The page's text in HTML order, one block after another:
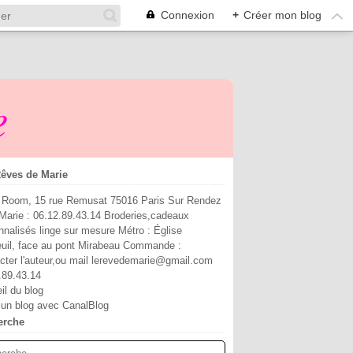
Connexion + Créer mon blog
de Marie
15 rue Remusat 75016 Paris Sur Rendez
: 06.12.89.43.14 Broderies,cadeaux
linge sur mesure Métro : Église
face au pont Mirabeau Commande :
l'auteur,ou mail lerevedemarie@gmail.com
du blog
blog avec CanalBlog